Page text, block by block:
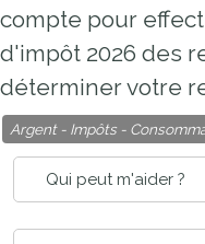
compte pour
d'impôt 2026 des
déterminer votre
Argent - Impôts -
Qui peut m'aider ?